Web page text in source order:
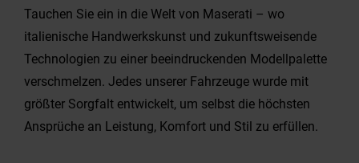
Tauchen Sie ein in die Welt von Maserati – wo
italienische Handwerkskunst und zukunftsweisende
Technologien zu einer beeindruckenden Modellpalette
verschmelzen. Jedes unserer Fahrzeuge wurde mit
größter Sorgfalt entwickelt, um selbst die höchsten
Ansprüche an Leistung, Komfort und Stil zu erfüllen.